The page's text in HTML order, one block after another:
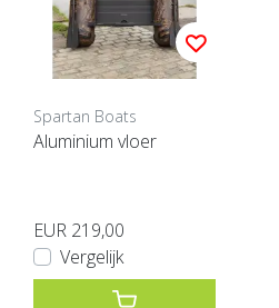
Spartan Boats
Aluminium vloer
EUR 219,00
Vergelijk